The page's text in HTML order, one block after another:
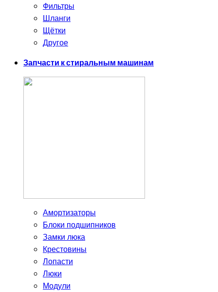
Фильтры
Шланги
Щётки
Другое
Запчасти к стиральным машинам
Амортизаторы
Блоки подшипников
Замки люка
Крестовины
Лопасти
Люки
Модули